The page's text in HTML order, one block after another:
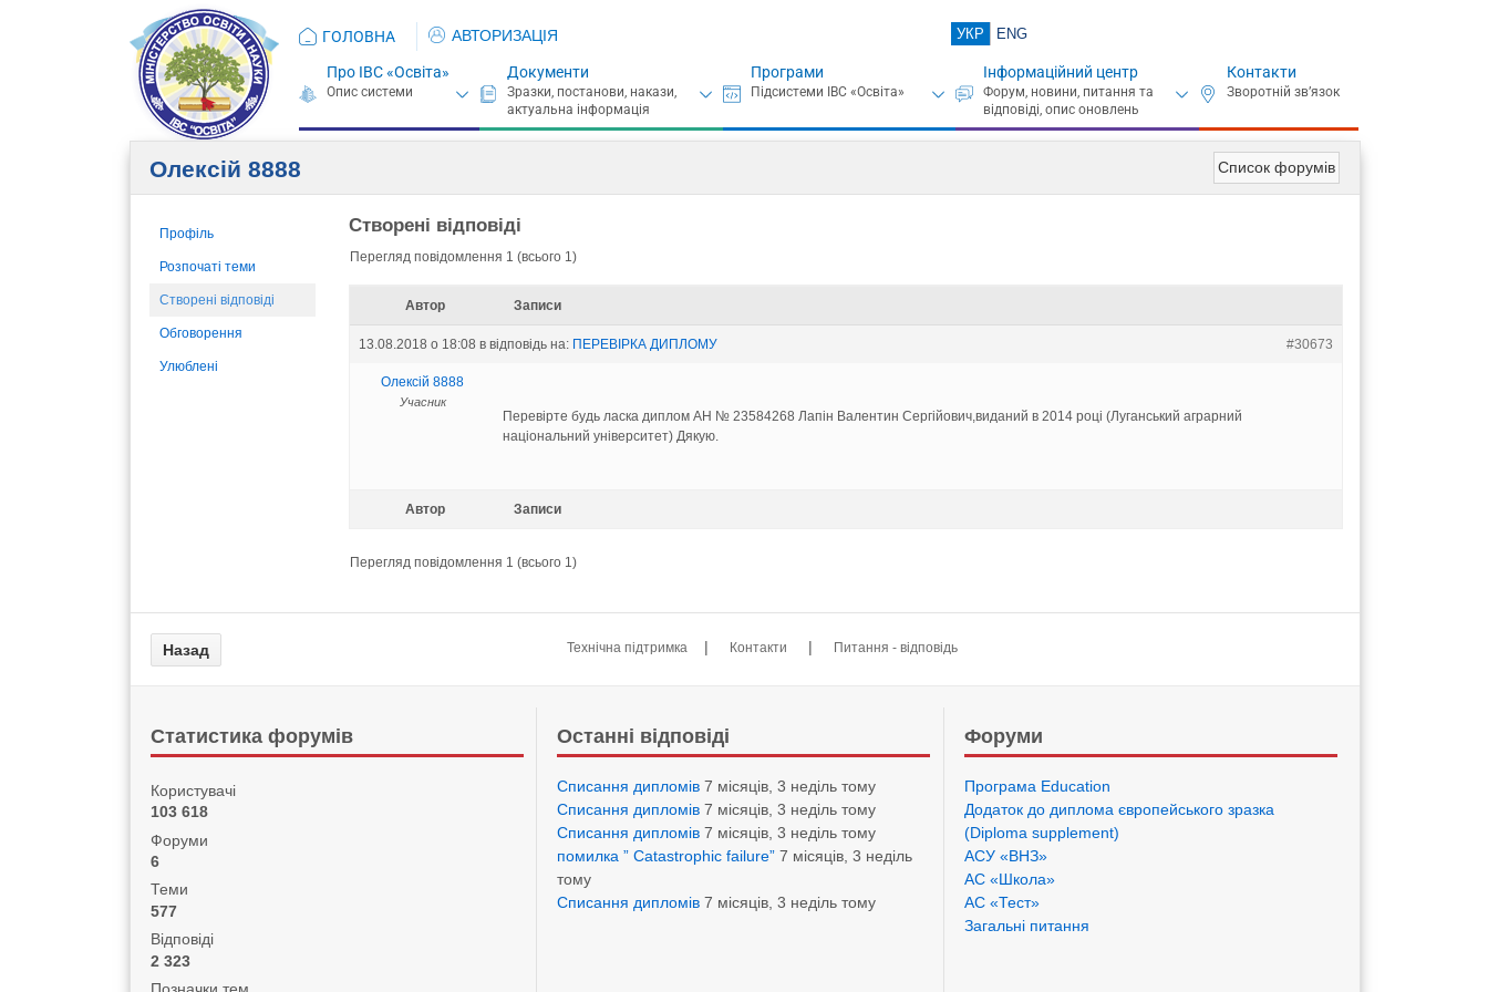
ГОЛОВНА АВТОРИЗАЦІЯ УКР ENG
Про ІВС «Освіта» Документи Програми Інформаційний центр Контакти
Список форумів
Олексій 8888
Профіль
Розпочаті теми
Створені відповіді
Обговорення
Улюблені
Створені відповіді
Перегляд повідомлення 1 (всього 1)
Автор Записи
13.08.2018 о 18:08 в відповідь на: ПЕРЕВIРКА ДИПЛОМУ #30673
Олексій 8888
Учасник
Перевірте будь ласка диплом АН № 23584268 Лапін Валентин Сергійович,виданий в 2014 році (Луганський аграрний
національний університет) Дякую.
Автор Записи
Перегляд повідомлення 1 (всього 1)
Технічна підтримка | Контакти | Питання - відповідь
Статистика форумів
Користувачі
103 618
Форуми
6
Теми
577
Відповіді
2 323
Останні відповіді
Списання дипломів 7 місяців, 3 неділь тому
Списання дипломів 7 місяців, 3 неділь тому
Списання дипломів 7 місяців, 3 неділь тому
помилка ” Catastrophic failure” 7 місяців, 3 неділь
тому
Списання дипломів 7 місяців, 3 неділь тому
Форуми
Програма Eduсation
Додаток до диплома європейського зразка
(Diploma supplement)
АСУ «ВНЗ»
АС «Школа»
АС «Тест»
Загальні питання